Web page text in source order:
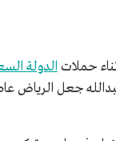
حملات الدولة
جعل الرياض